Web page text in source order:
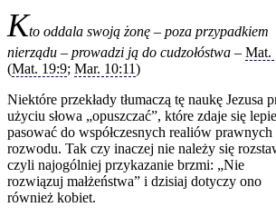
Kto oddala swoją żonę – poza przypadkiem
nierządu – prowadzi ją do cudzołóstwa – Mat.
(Mat. 19:9; Mar. 10:11)
Niektóre przekłady tłumaczą tę naukę Jezusa
użyciu słowa „opuszczać”, które zdaje się
pasować do współczesnych realiów prawnych
rozwodu. Tak czy inaczej nie należy się
czyli najogólniej przykazanie brzmi: „Nie
rozwiązuj małżeństwa” i dzisiaj dotyczy ono
również kobiet.